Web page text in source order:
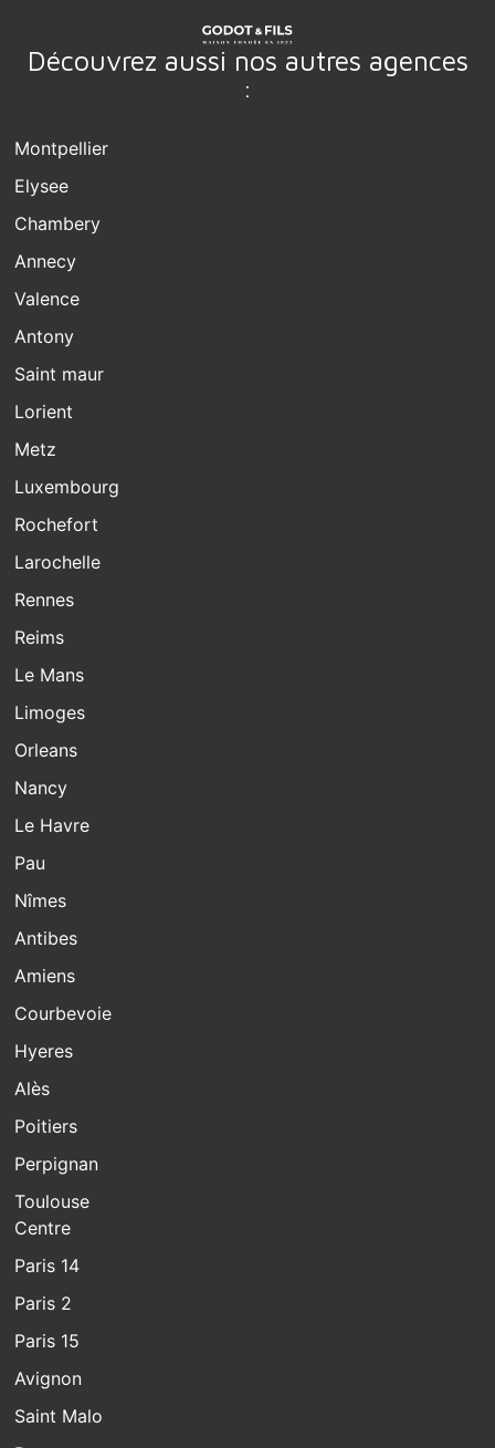
Découvrez aussi nos autres agences
:
Montpellier
Elysee
Chambery
Annecy
Valence
Antony
Saint maur
Lorient
Metz
Luxembourg
Rochefort
Larochelle
Rennes
Reims
Le Mans
Limoges
Orleans
Nancy
Le Havre
Pau
Nîmes
Antibes
Amiens
Courbevoie
Hyeres
Alès
Poitiers
Perpignan
Toulouse
Centre
Paris 14
Paris 2
Paris 15
Avignon
Saint Malo